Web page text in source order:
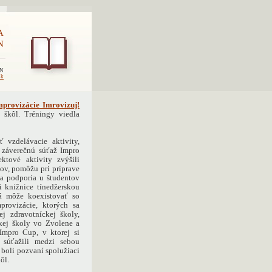
Imrovizuj!
škôl. Tréningy viedla
vzdelávacie aktivity,
súťaž Impro
aktivity zvýšili
pomôžu pri príprave
podporia u študentov
knižnice tínedžerskou
môže koexistovať so
ktorých sa
zdravotníckej školy,
školy vo Zvolene a
Cup, v ktorej si
súťažili medzi sebou
boli pozvaní spolužiaci